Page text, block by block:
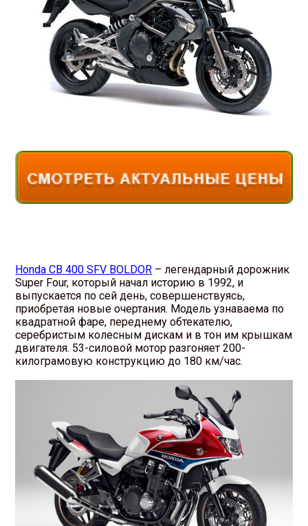
Honda CB 400 SFV BOLDOR – легендарный дорожник
Super Four, который начал историю в 1992, и
выпускается по сей день, совершенствуясь,
приобретая новые очертания. Модель узнаваема по
квадратной фаре, переднему обтекателю,
серебристым колесным дискам и в тон им крышкам
двигателя. 53-силовой мотор разгоняет 200-
килограмовую конструкцию до 180 км/час.